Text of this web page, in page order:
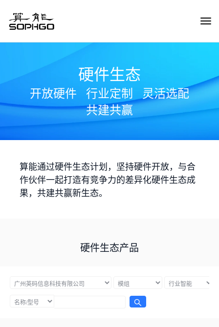
硬件生态
开放硬件 行业定制
灵活选配
共建共赢
算能通过硬件生态计划，坚持硬件开放，与合
作伙伴一起打造有竞争力的差异化硬件生态成
果，共建共赢新生态。
硬件生态产品